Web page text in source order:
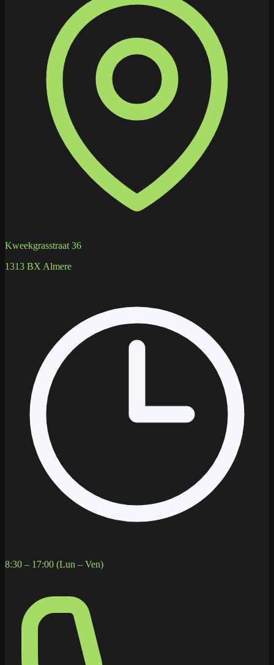
Kweekgrasstraat 36
1313 BX Almere
8:30 – 17:00 (Lun – Ven)